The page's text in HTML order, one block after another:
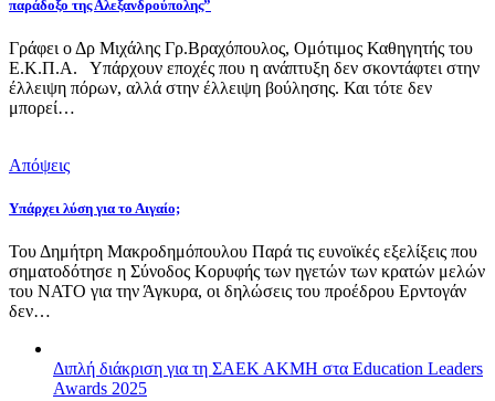
παράδοξο της Αλεξανδρούπολης”
Γράφει ο Δρ Μιχάλης Γρ.Βραχόπουλος, Ομότιμος Καθηγητής του
Ε.Κ.Π.Α. Υπάρχουν εποχές που η ανάπτυξη δεν σκοντάφτει στην
έλλειψη πόρων, αλλά στην έλλειψη βούλησης. Και τότε δεν
μπορεί…
Απόψεις
Υπάρχει λύση για το Αιγαίο;
Του Δημήτρη Μακροδημόπουλου Παρά τις ευνοϊκές εξελίξεις που
σηματοδότησε η Σύνοδος Κορυφής των ηγετών των κρατών μελών
του ΝΑΤΟ για την Άγκυρα, οι δηλώσεις του προέδρου Ερντογάν
δεν…
Διπλή διάκριση για τη ΣΑΕΚ ΑΚΜΗ στα Education Leaders
Awards 2025